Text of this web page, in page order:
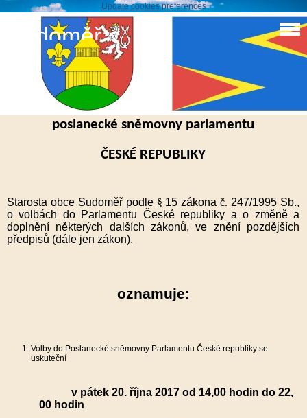
Update cookies preferences
Sudoměř
Volby 2017
Oznámení o době a místě konání voleb do
poslanecké sněmovny parlamentu
ČESKÉ REPUBLIKY
Starosta obce Sudoměř podle § 15 zákonač. 247/1995 Sb.,
o volbách do Parlamentu České republiky a o změně a
doplnění některých dalších zákonů, ve znění pozdějších
předpisů (dále jen zákon),
oznamuje:
Volby do Poslanecké sněmovny Parlamentu České republiky se
uskuteční
v pátek 20. října 2017 od 14,00 hodin do 22,
00 hodin